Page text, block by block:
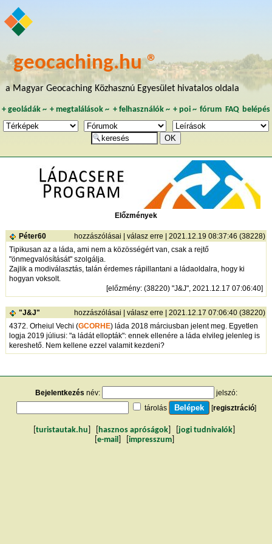
geocaching.hu ®
a Magyar Geocaching Közhasznú Egyesület hivatalos oldala
+ geoládák~ +megtalálások ~ + felhasználók~ + poi~ fórum FAQ belépés
Előzmények
Péter60 hozzászólásai válasz erre | 2021.12.19 08:37:46 (38228)
Tipikusan az a láda, ami nem a közösségért van, csak a rejtő
"önmegvalósítását" szolgálja.
Zajlik a modiválasztás, talán érdemes rápillantani a ládaoldalra, hogy ki
hogyan voksolt.
[előzmény: (38220) "J&J", 2021.12.17 07:06:40]
"J&J" hozzászólásai válasz erre | 2021.12.17 07:06:40 (38220)
4372. Orheiul Vechi (GCORHE) láda 2018 márciusban jelent meg. Egyetlen
logja 2019 júliusi: "a ládát ellopták": ennek ellenére a láda elvileg jelenleg is
kereshető. Nem kellene ezzel valamit kezdeni?
Bejelentkezés név:
jelszó:
tárolás
[regisztráció]
turistautak.hu hasznos apróságok jogi tudnivalók
e-mail impresszum]